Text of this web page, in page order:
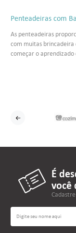
Penteadeiras com
As penteadeiras
com muitas brincadeira
começar o
É
você